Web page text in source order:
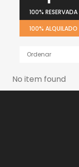
100% RESERVADA
100% ALQUILADO
Ordenar
No item found